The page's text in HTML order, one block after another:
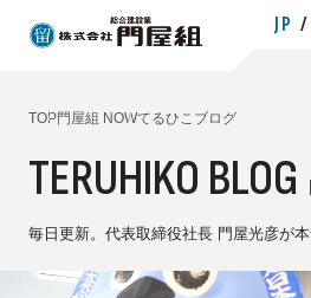
JP
TOP門屋組 NOWてるひこブログ
TERUHIKO BLOG
毎日更新。代表取締役社長 門屋光彦が本